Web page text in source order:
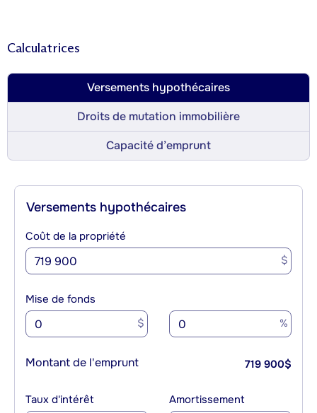
Calculatrices
Versements hypothécaires
Droits de mutation immobilière
Capacité d’emprunt
Versements hypothécaires
Coût de la propriété
$
Mise de fonds
$ %
Montant de l'emprunt 719 900$
Taux d'intérêt Amortissement